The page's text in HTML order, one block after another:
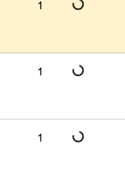
1
1
1 Daten werden geladen. Bitte warten...
Daten werden geladen. Bitte warten...